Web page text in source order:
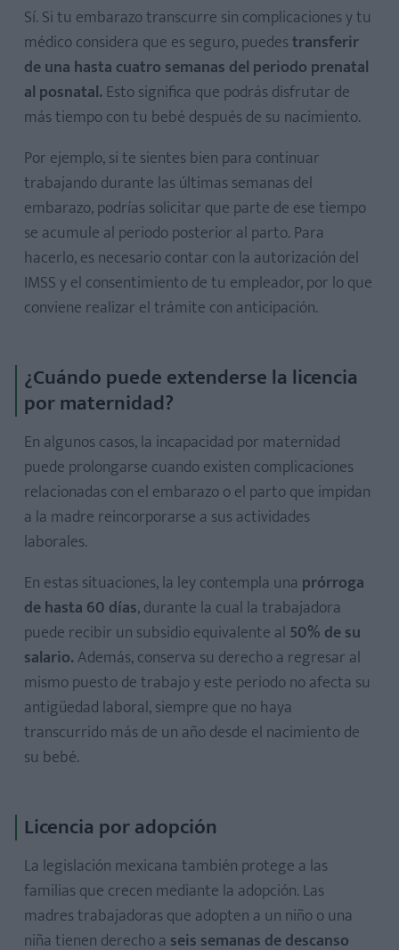
Sí. Si tu embarazo transcurre sin complicaciones y tu
médico considera que es seguro, puedestransferir
de una hasta cuatro semanas del periodo prenatal
al posnatal. Esto significa que podrás disfrutar de
más tiempo con tu bebé después de su nacimiento.
Por ejemplo, si te sientes bien para continuar
trabajando durante las últimas semanas del
embarazo, podrías solicitar que parte de ese tiempo
se acumule al periodo posterior al parto. Para
hacerlo, es necesario contar con la autorización del
IMSS y el consentimiento de tu empleador, por lo que
conviene realizar el trámite con anticipación.
¿Cuándo puede extenderse la licencia
por maternidad?
En algunos casos, la incapacidad por maternidad
puede prolongarse cuando existen complicaciones
relacionadas con el embarazo o el parto que impidan
a la madre reincorporarse a sus actividades
laborales.
En estas situaciones, la ley contempla una prórroga
de hasta 60 días, durante la cual la trabajadora
puede recibir un subsidio equivalente al 50% de su
salario.Además, conserva su derecho a regresar al
mismo puesto de trabajo y este periodo no afecta su
antigüedad laboral, siempre que no haya
transcurrido más de un año desde el nacimiento de
su bebé.
Licencia por adopción
La legislación mexicana también protege a las
familias que crecen mediante la adopción. Las
madres trabajadoras que adopten a un niño o una
niña tienen derecho a seis semanas de descanso